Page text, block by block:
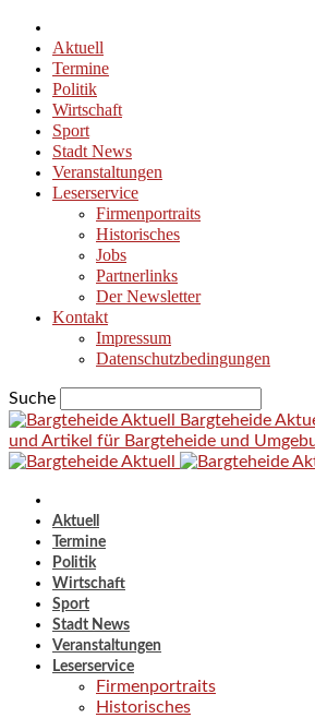
Aktuell
Termine
Politik
Wirtschaft
Sport
Stadt News
Veranstaltungen
Leserservice
Firmenportraits
Historisches
Jobs
Partnerlinks
Der Newsletter
Kontakt
Impressum
Datenschutzbedingungen
Suche
Bargteheide
und Artikel für Bargteheide und
Aktuell
Termine
Politik
Wirtschaft
Sport
Stadt News
Veranstaltungen
Leserservice
Firmenportraits
Historisches